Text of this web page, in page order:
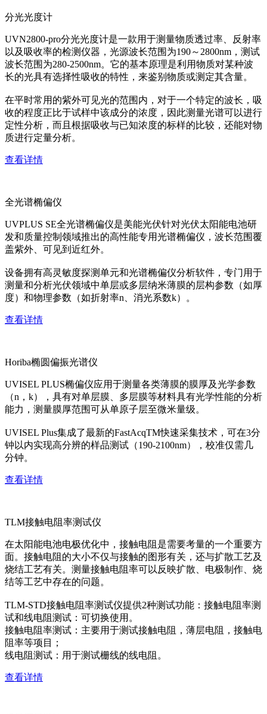
分光光度计
UVN2800-pro分光光度计是一款用于测量物质透过率、反射率
以及吸收率的检测仪器，光源波长范围为190～2800nm，测试
波长范围为280-2500nm。它的基本原理是利用物质对某种波
长的光具有选择性吸收的特性，来鉴别物质或测定其含量。
在平时常用的紫外可见光的范围内，对于一个特定的波长，吸
收的程度正比于试样中该成分的浓度，因此测量光谱可以进行
定性分析，而且根据吸收与已知浓度的标样的比较，还能对物
质进行定量分析。
查看详情
全光谱椭偏仪
UVPLUS SE全光谱椭偏仪是美能光伏针对光伏太阳能电池研
发和质量控制领域推出的高性能专用光谱椭偏仪，波长范围覆
盖紫外、可见到近红外。
设备拥有高灵敏度探测单元和光谱椭偏仪分析软件，专门用于
测量和分析光伏领域中单层或多层纳米薄膜的层构参数（如厚
度）和物理参数（如折射率n、消光系数k）。
查看详情
Horiba椭圆偏振光谱仪
UVISEL PLUS椭偏仪应用于测量各类薄膜的膜厚及光学参数
（n，k），具有对单层膜、多层膜等材料具有光学性能的分析
能力，测量膜厚范围可从单原子层至微米量级。
UVISEL Plus集成了最新的FastAcqTM快速采集技术，可在3分
钟以内实现高分辨的样品测试（190-2100nm），校准仅需几
分钟。
查看详情
TLM接触电阻率测试仪
在太阳能电池电极优化中，接触电阻是需要考量的一个重要方
面。接触电阻的大小不仅与接触的图形有关，还与扩散工艺及
烧结工艺有关。测量接触电阻率可以反映扩散、电极制作、烧
结等工艺中存在的问题。
TLM-STD接触电阻率测试仪提供2种测试功能：接触电阻率测
试和线电阻测试：可切换使用。
接触电阻率测试：主要用于测试接触电阻，薄层电阻，接触电
阻率等项目；
线电阻测试：用于测试栅线的线电阻。
查看详情